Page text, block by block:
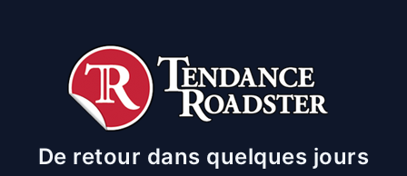
De retour dans quelques jours